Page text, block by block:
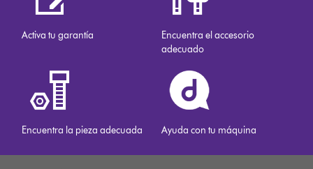
Activa tu garantía
Encuentra el accesorio
adecuado
Encuentra la pieza adecuada Ayuda con tu máquina